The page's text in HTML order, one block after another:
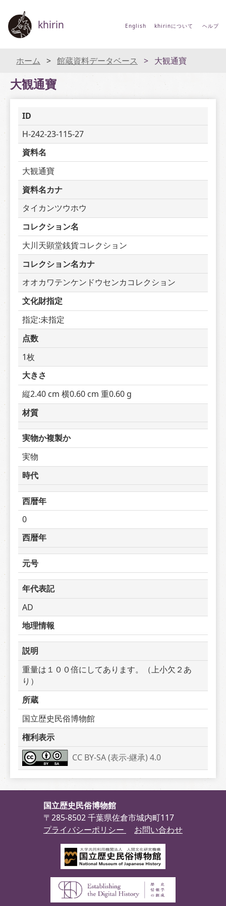
khirin English khirinについて ヘルプ
ホーム 館蔵資料データベース 大観通寶
大観通寶
ID
H-242-23-115-27
資料名
大観通寶
資料名カナ
タイカンツウホウ
コレクション名
大川天顕堂銭貨コレクション
コレクション名カナ
オオカワテンケンドウセンカコレクション
文化財指定
指定:未指定
点数
1枚
大きさ
縦2.40 cm 横0.60 cm 重0.60 g
材質
実物か複製か
実物
時代
西暦年
0
西暦年
元号
年代表記
AD
地理情報
説明
重量は１００倍にしてあります。（上小欠２あ
り）
所蔵
国立歴史民俗博物館
権利表示
CC BY-SA (表示-継承) 4.0
国立歴史民俗博物館
〒285-8502 千葉県佐倉市城内町117
プライバシーポリシー
お問い合わせ